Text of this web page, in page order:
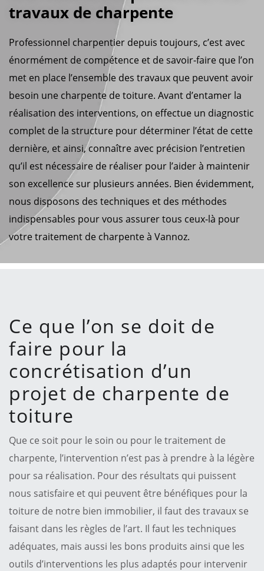
travaux de charpente
Professionnel charpentier depuis toujours, c’est avec
énormément de compétence et de savoir-faire que l’on
met en place l’ensemble des travaux que peuvent avoir
besoin une charpente de toiture. Avant d’entamer la
réalisation des interventions, on effectue un diagnostic
complet de la structure pour déterminer l’état de cette
dernière, et ainsi, connaître avec précision l’entretien
qu’il est nécessaire de réaliser pour l’aider à maintenir
son excellence sur plusieurs années. Bien évidemment,
nous disposons des techniques et des méthodes
indispensables pour vous assurer tous ceux-là pour
votre traitement de charpente à Vannoz.
Ce que l’on se doit de
faire pour la
concrétisation d’un
projet de charpente de
toiture
Que ce soit pour le soin ou pour le traitement de
charpente, l’intervention n’est pas à prendre à la légère
pour sa réalisation. Pour des résultats qui puissent
nous satisfaire et qui peuvent être bénéfiques pour la
toiture de notre bien immobilier, il faut des travaux se
faisant dans les règles de l’art. Il faut les techniques
adéquates, mais aussi les bons produits ainsi que les
outils d’interventions les plus adaptés pour intervenir